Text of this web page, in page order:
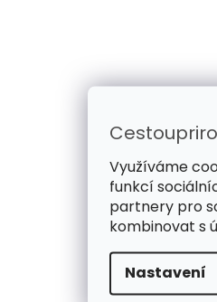
Využíváme
funkcí
partnery pro
kombinovat s
Nastavení